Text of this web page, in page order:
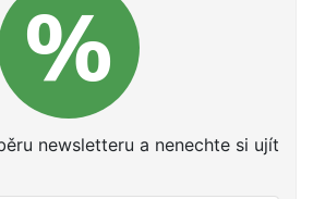
newsletteru a nenechte si ujít